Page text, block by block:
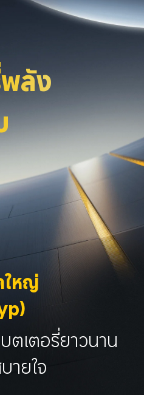
ลัง
ใหญ่
ตเตอรี่ยาวนาน
ายใจ